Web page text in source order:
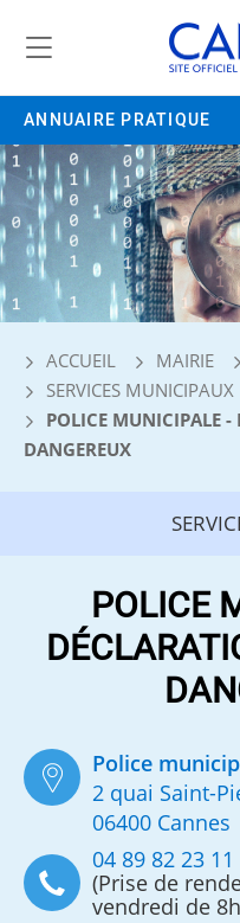
ANNUAIRE PRATIQUE
ACCUEIL MAIRIE
SERVICES MUNICIPAUX
POLICE MUNICIPALE -
DANGEREUX
POLICE
Police
2 quai Saint-
06400 Cannes
04 89 82 23 11
(Prise de
vendredi de